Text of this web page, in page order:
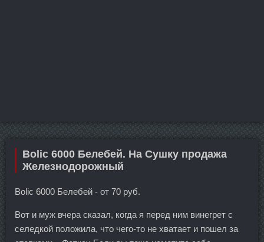
Bolic 6000 Белебей. На Сушку продажа
Железнодорожный
Bolic 6000 Белебей - от 70 руб.
Вот и муж вчера сказал, когда я перед ним винегрет с
селедкой положила, что чего-то не хватает и пошел за